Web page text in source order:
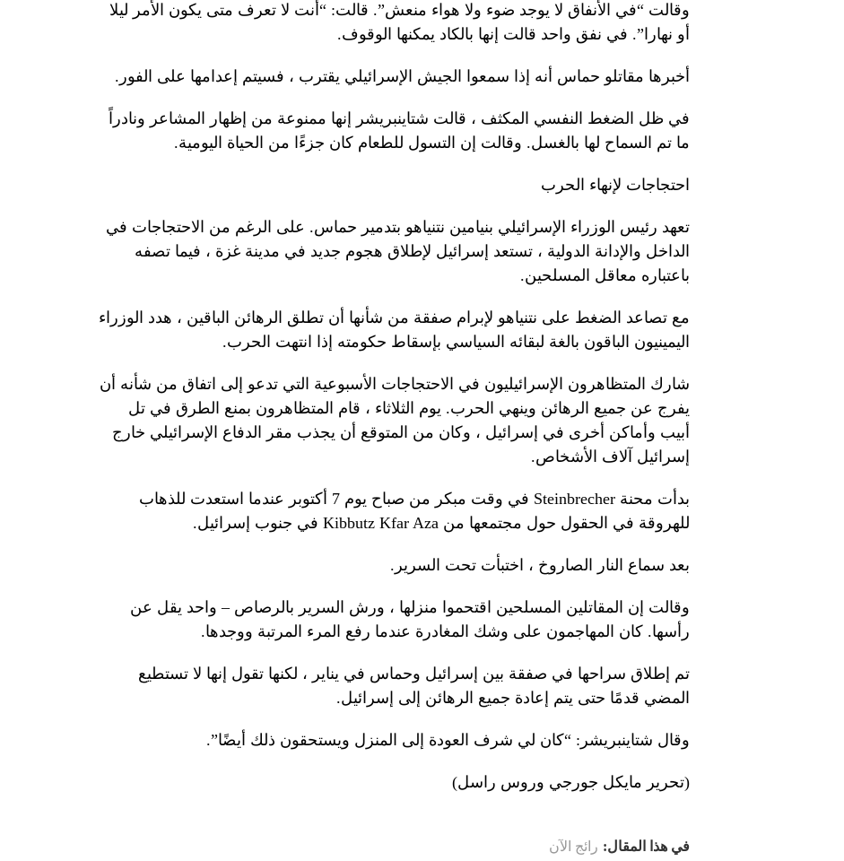
وقالت “في الأنفاق لا يوجد ضوء ولا هواء منعش”. قالت: “أنت لا تعرف متى يكون الأمر ليلا
أو نهارا”. في نفق واحد قالت إنها بالكاد يمكنها الوقوف.
أخبرها مقاتلو حماس أنه إذا سمعوا الجيش الإسرائيلي يقترب ، فسيتم إعدامها على الفور.
في ظل الضغط النفسي المكثف ، قالت شتاينبريشر إنها ممنوعة من إظهار المشاعر ونادراً
ما تم السماح لها بالغسل. وقالت إن التسول للطعام كان جزءًا من الحياة اليومية.
احتجاجات لإنهاء الحرب
تعهد رئيس الوزراء الإسرائيلي بنيامين نتنياهو بتدمير حماس. على الرغم من الاحتجاجات في
الداخل والإدانة الدولية ، تستعد إسرائيل لإطلاق هجوم جديد في مدينة غزة ، فيما تصفه
باعتباره معاقل المسلحين.
مع تصاعد الضغط على نتنياهو لإبرام صفقة من شأنها أن تطلق الرهائن الباقين ، هدد الوزراء
اليمينيون الباقون بالغة لبقائه السياسي بإسقاط حكومته إذا انتهت الحرب.
شارك المتظاهرون الإسرائيليون في الاحتجاجات الأسبوعية التي تدعو إلى اتفاق من شأنه أن
يفرج عن جميع الرهائن وينهي الحرب. يوم الثلاثاء ، قام المتظاهرون بمنع الطرق في تل
أبيب وأماكن أخرى في إسرائيل ، وكان من المتوقع أن يجذب مقر الدفاع الإسرائيلي خارج
إسرائيل آلاف الأشخاص.
بدأت محنة Steinbrecher في وقت مبكر من صباح يوم 7 أكتوبر عندما استعدت للذهاب
للهروقة في الحقول حول مجتمعها من Kibbutz Kfar Aza في جنوب إسرائيل.
بعد سماع النار الصاروخ ، اختبأت تحت السرير.
وقالت إن المقاتلين المسلحين اقتحموا منزلها ، ورش السرير بالرصاص – واحد يقل عن
رأسها. كان المهاجمون على وشك المغادرة عندما رفع المرء المرتبة ووجدها.
تم إطلاق سراحها في صفقة بين إسرائيل وحماس في يناير ، لكنها تقول إنها لا تستطيع
المضي قدمًا حتى يتم إعادة جميع الرهائن إلى إسرائيل.
وقال شتاينبريشر: “كان لي شرف العودة إلى المنزل ويستحقون ذلك أيضًا”.
(تحرير مايكل جورجي وروس راسل)
في هذا المقال: رائج الآن